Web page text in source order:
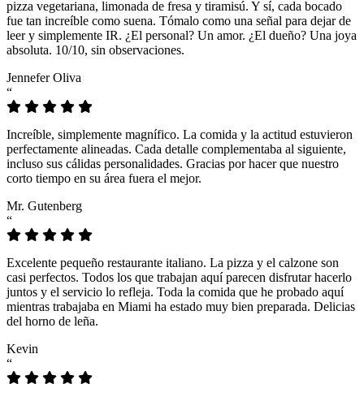
pizza vegetariana, limonada de fresa y tiramisú. Y sí, cada bocado
fue tan increíble como suena. Tómalo como una señal para dejar de
leer y simplemente IR. ¿El personal? Un amor. ¿El dueño? Una joya
absoluta. 10/10, sin observaciones.
Jennefer Oliva
“
Increíble, simplemente magnífico. La comida y la actitud estuvieron
perfectamente alineadas. Cada detalle complementaba al siguiente,
incluso sus cálidas personalidades. Gracias por hacer que nuestro
corto tiempo en su área fuera el mejor.
Mr. Gutenberg
“
Excelente pequeño restaurante italiano. La pizza y el calzone son
casi perfectos. Todos los que trabajan aquí parecen disfrutar hacerlo
juntos y el servicio lo refleja. Toda la comida que he probado aquí
mientras trabajaba en Miami ha estado muy bien preparada. Delicias
del horno de leña.
Kevin
“